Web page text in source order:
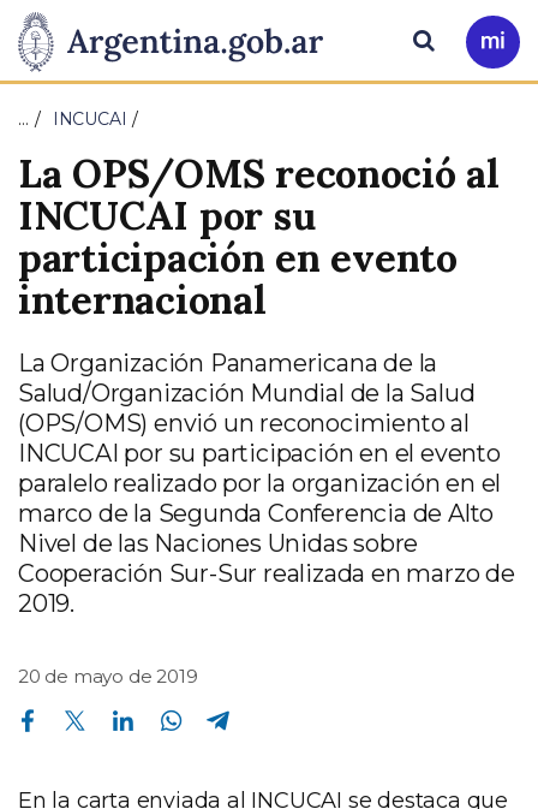
Presidencia
de
la
Nación
Pasar al contenido principal
Ir
a
Buscar
… INCUCAI
La OPS/OMS reconoció al
INCUCAI por su
participación en evento
internacional
La Organización Panamericana de la
Salud/Organización Mundial de la Salud
(OPS/OMS) envió un reconocimiento al
INCUCAI por su participación en el evento
paralelo realizado por la organización en el
marco de la Segunda Conferencia de Alto
Nivel de las Naciones Unidas sobre
Cooperación Sur-Sur realizada en marzo de
2019.
20 de mayo de 2019
Compartir en Facebook Compartir en Twitter Compartir en Linkedin Compartir en Whatsapp
En la carta enviada al INCUCAI se destaca que